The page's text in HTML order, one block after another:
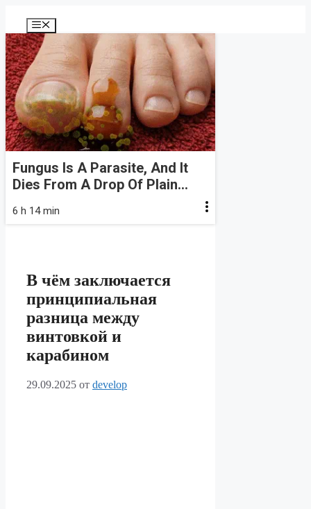
содержимому
Меню
Fungus Is A Parasite, And It
Dies From A Drop Of Plain...
6 h 14 min
В чём заключается
принципиальная
разница между
винтовкой и
карабином
29.09.2025 от develop